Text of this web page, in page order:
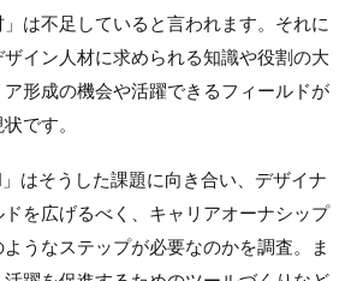
は不足していると言われます。それに
イン人材に求められる知識や役割の大
形成の機会や活躍できるフィールドが
です。
はそうした課題に向き合い、デザイナ
を広げるべく、キャリアオーナシップ
うなステップが必要なのかを調査。ま